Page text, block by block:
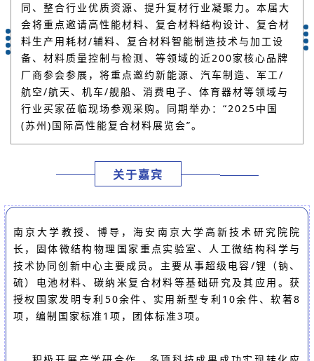
同、整合行业优质资源、提升复材行业凝聚力。本届大
会将重点邀请高性能材料、复合材料结构设计、复合材
料生产用耗材/辅料、复合材料智能制造技术与加工设
备、材料质量控制与检测、等领域的近200家核心品牌
厂商参会参展，将重点邀约新能源、汽车制造、军工/
航空/航天、机车/舰船、消费电子、体育器材等领域与
行业买家莅临现场参观采购。同期举办：“2025中国
(苏州)国际高性能复合材料展览会”。
关于嘉宾
南京大学教授、博导，海安南京大学高新技术研究院院
长，固体微结构物理国家重点实验室、人工微结构科学与
技术协同创新中心主要成员。主要从事超级电容/锂（钠、
硫）电池材料、碳纳米复合材料等基础研究及其应用。获
授权国家发明专利50余件、实用新型专利10余件、软著8
项，编制国家标准1项，团体标准3项。